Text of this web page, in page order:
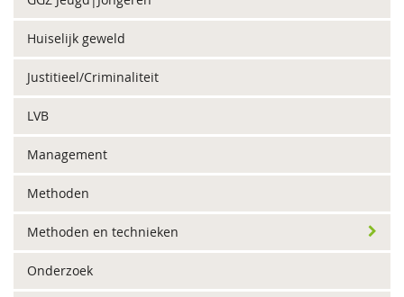
Huiselijk geweld
Justitieel/Criminaliteit
LVB
Management
Methoden
Methoden en technieken
Onderzoek